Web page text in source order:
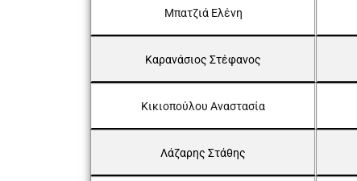
Μπατζιά Ελένη
Καρανάσιος Στέφανος
Κικιοπούλου Αναστασία
Λάζαρης Στάθης